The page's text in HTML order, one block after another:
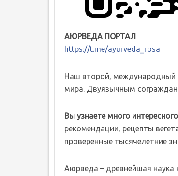
АЮРВЕДА ПОРТАЛ
https://t.me/ayurveda_rosa
Наш второй, международный
мира. Двуязычным
Вы узнаете много
рекомендации, рецепты
проверенные тысячелетние
Аюрведа – древнейшая наука